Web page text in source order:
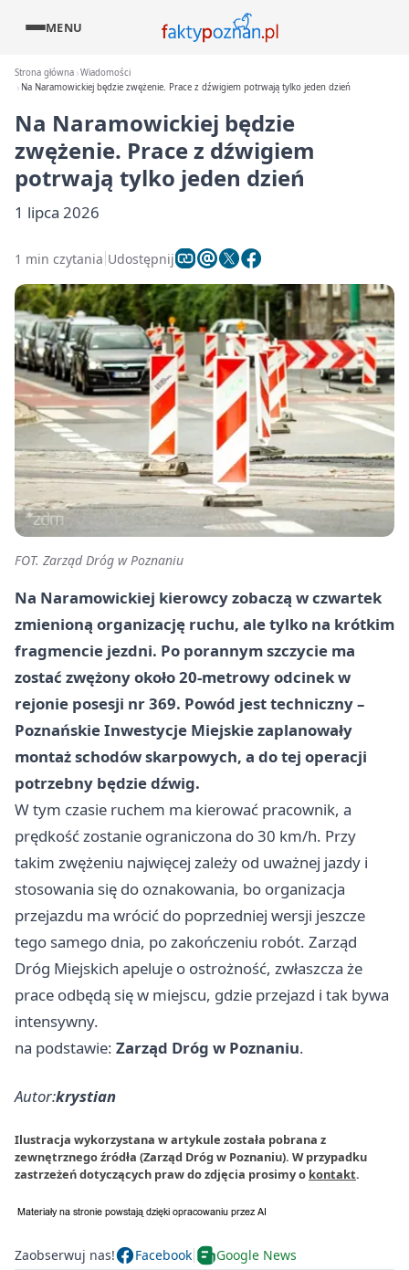
MENU
Strona główna Wiadomości
Na Naramowickiej będzie zwężenie. Prace z dźwigiem potrwają tylko jeden dzień
Na Naramowickiej będzie
zwężenie. Prace z dźwigiem
potrwają tylko jeden dzień
1 lipca 2026
1 min czytania Udostępnij
FOT. Zarząd Dróg w Poznaniu
Na Naramowickiej kierowcy zobaczą w czwartek
zmienioną organizację ruchu, ale tylko na krótkim
fragmencie jezdni. Po porannym szczycie ma
zostać zwężony około 20-metrowy odcinek w
rejonie posesji nr 369. Powód jest techniczny –
Poznańskie Inwestycje Miejskie zaplanowały
montaż schodów skarpowych, a do tej operacji
potrzebny będzie dźwig.
W tym czasie ruchem ma kierować pracownik, a
prędkość zostanie ograniczona do 30 km/h. Przy
takim zwężeniu najwięcej zależy od uważnej jazdy i
stosowania się do oznakowania, bo organizacja
przejazdu ma wrócić do poprzedniej wersji jeszcze
tego samego dnia, po zakończeniu robót. Zarząd
Dróg Miejskich apeluje o ostrożność, zwłaszcza że
prace odbędą się w miejscu, gdzie przejazd i tak bywa
intensywny.
na podstawie: Zarząd Dróg w Poznaniu.
Autor:krystian
Ilustracja wykorzystana w artykule została pobrana z
zewnętrznego źródła (Zarząd Dróg w Poznaniu). W przypadku
zastrzeżeń dotyczących praw do zdjęcia prosimy o kontakt.
Zaobserwuj nas! Facebook Google News